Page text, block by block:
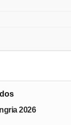
2026